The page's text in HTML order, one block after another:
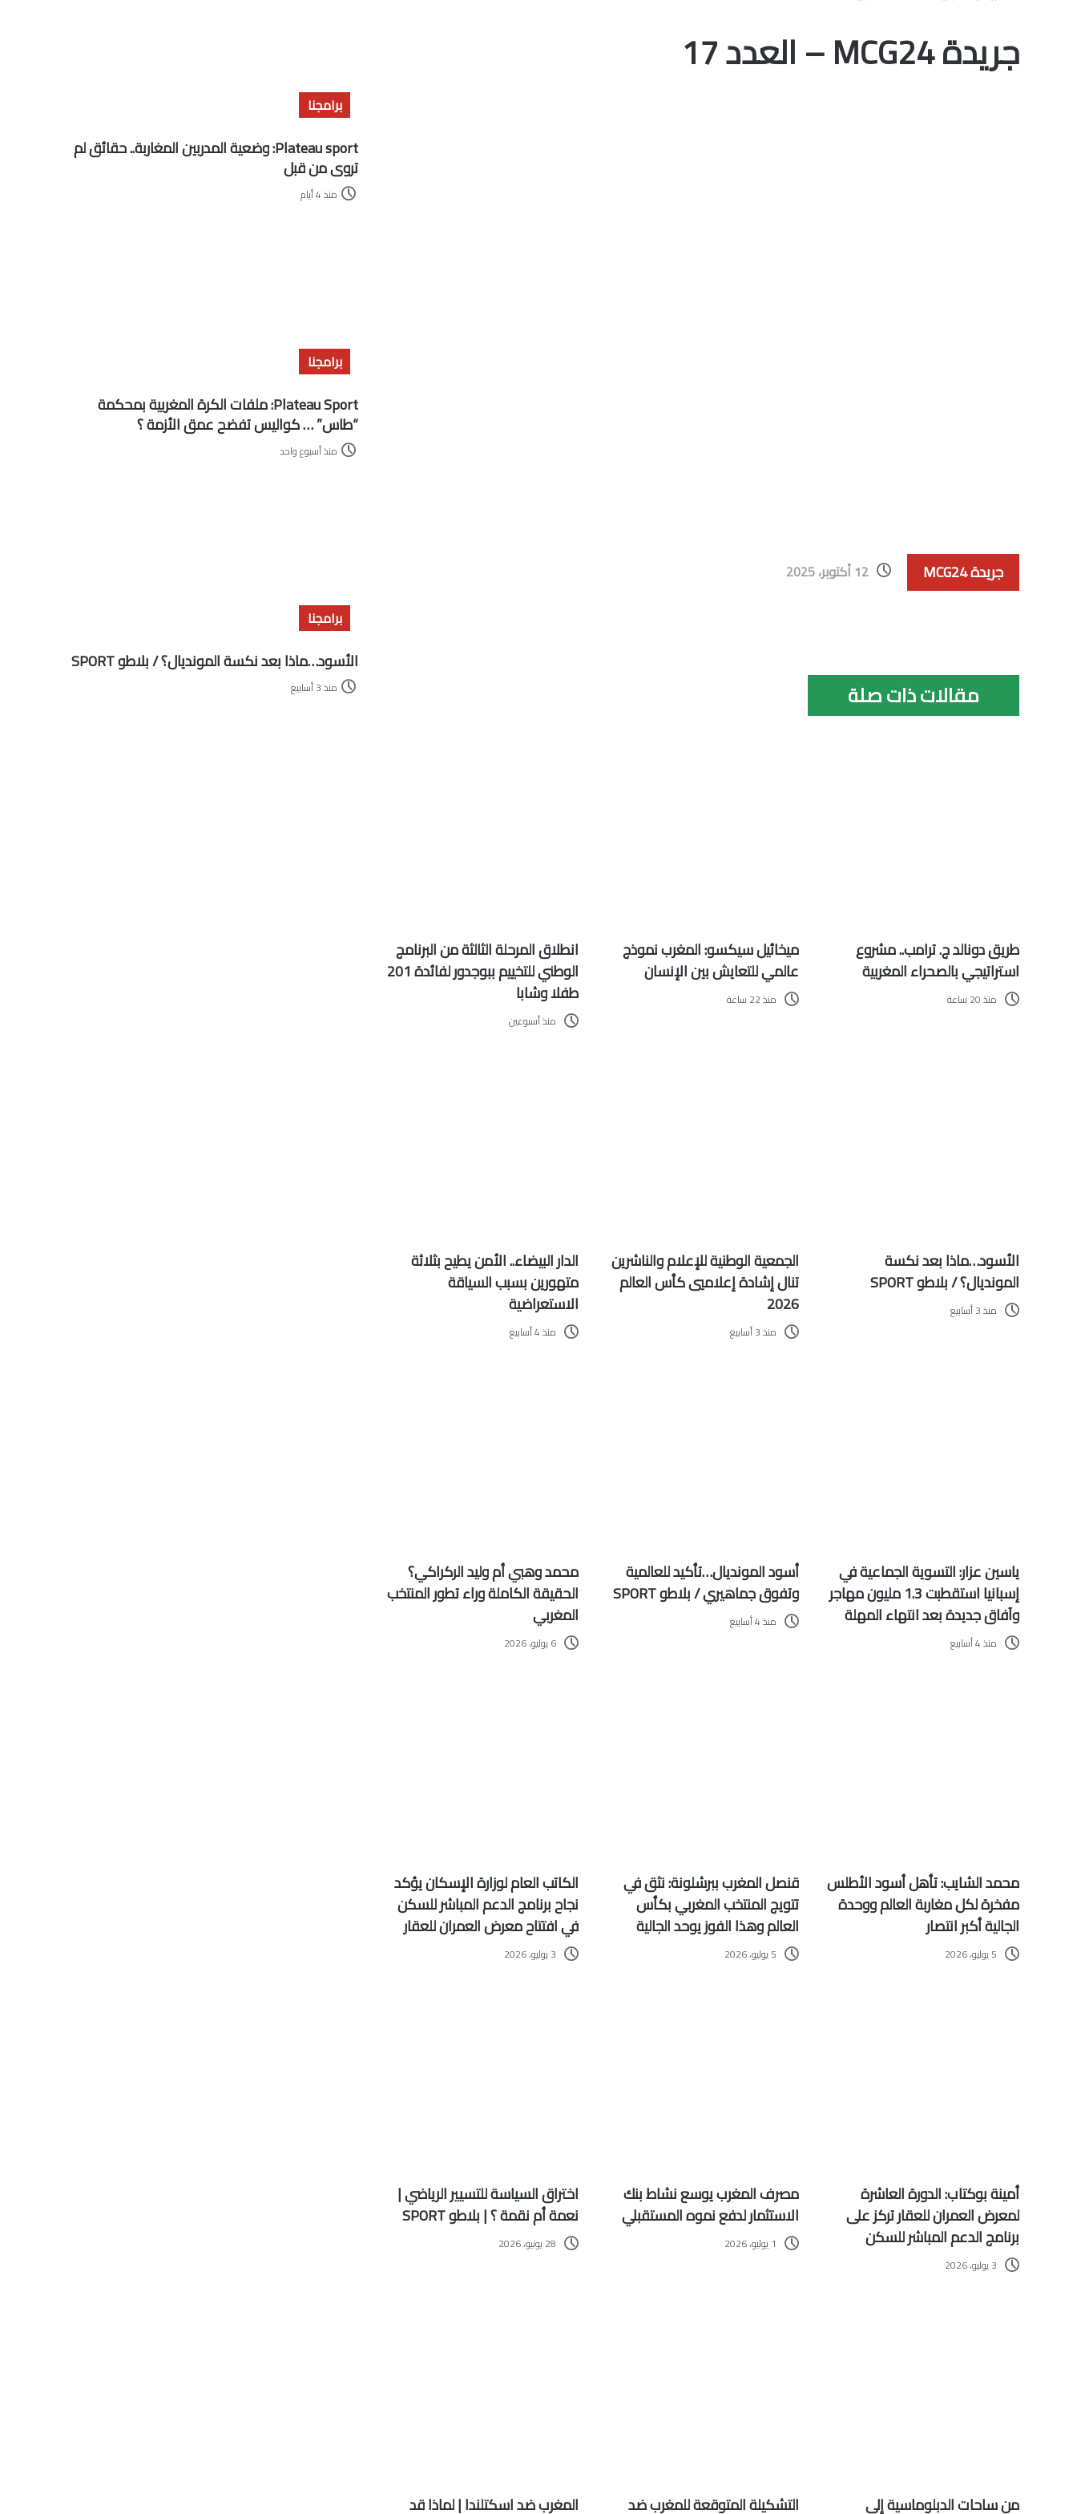
جريدة MCG24 – العدد 17
جريدة MCG24 12 أكتوبر، 2025
مقالات ذات صلة
طريق دونالد ج. ترامب.. مشروع
استراتيجي بالصحراء المغربية
منذ 20 ساعة
ميخائيل سيكسو: المغرب نموذج
عالمي للتعايش بين الإنسان
منذ 22 ساعة
انطلاق المرحلة الثالثة من البرنامج
الوطني للتخييم ببوجدور لفائدة 201
طفلا وشابا
منذ أسبوعين
الأسود…ماذا بعد نكسة
المونديال؟ / بلاطو SPORT
منذ 3 أسابيع
الجمعية الوطنية للإعلام والناشرين
تنال إشادة إعلاميي كأس العالم
2026
منذ 3 أسابيع
الدار البيضاء.. الأمن يطيح بثلاثة
متهورين بسبب السياقة
الاستعراضية
منذ 4 أسابيع
ياسين عزار: التسوية الجماعية في
إسبانيا استقطبت 1.3 مليون مهاجر
وآفاق جديدة بعد انتهاء المهلة
منذ 4 أسابيع
أسود المونديال…تأكيد للعالمية
وتفوق جماهيري / بلاطو SPORT
منذ 4 أسابيع
محمد وهبي أم وليد الركراكي؟
الحقيقة الكاملة وراء تطور المنتخب
المغربي
6 يوليو، 2026
محمد الشايب: تأهل أسود الأطلس
مفخرة لكل مغاربة العالم ووحدة
الجالية أكبر انتصار
5 يوليو، 2026
قنصل المغرب ببرشلونة: نثق في
تتويج المنتخب المغربي بكأس
العالم وهذا الفوز يوحد الجالية
5 يوليو، 2026
الكاتب العام لوزارة الإسكان يؤكد
نجاح برنامج الدعم المباشر للسكن
في افتتاح معرض العمران للعقار
3 يوليو، 2026
أمينة بوكتاب: الدورة العاشرة
لمعرض العمران للعقار تركز على
برنامج الدعم المباشر للسكن
3 يوليو، 2026
مصرف المغرب يوسع نشاط بنك
الاستثمار لدفع نموه المستقبلي
1 يوليو، 2026
اختراق السياسة للتسيير الرياضي |
نعمة أم نقمة ؟ | بلاطو SPORT
28 يونيو، 2026
من ساحات الدبلوماسية إلى
التشكيلة المتوقعة للمغرب ضد
المغرب ضد اسكتلندا | لماذا قد
برامجنا
Plateau sport: وضعية المدربين المغاربة.. حقائق لم
تروى من قبل
منذ 4 أيام
برامجنا
Plateau Sport: ملفات الكرة المغربية بمحكمة
“طاس” … كواليس تفضح عمق الأزمة ؟
منذ أسبوع واحد
برامجنا
الأسود…ماذا بعد نكسة المونديال؟ / بلاطو SPORT
منذ 3 أسابيع